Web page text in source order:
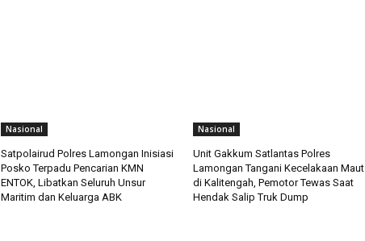
Nasional
Satpolairud Polres Lamongan Inisiasi
Posko Terpadu Pencarian KMN
ENTOK, Libatkan Seluruh Unsur
Maritim dan Keluarga ABK
Nasional
Unit Gakkum Satlantas Polres
Lamongan Tangani Kecelakaan Maut
di Kalitengah, Pemotor Tewas Saat
Hendak Salip Truk Dump